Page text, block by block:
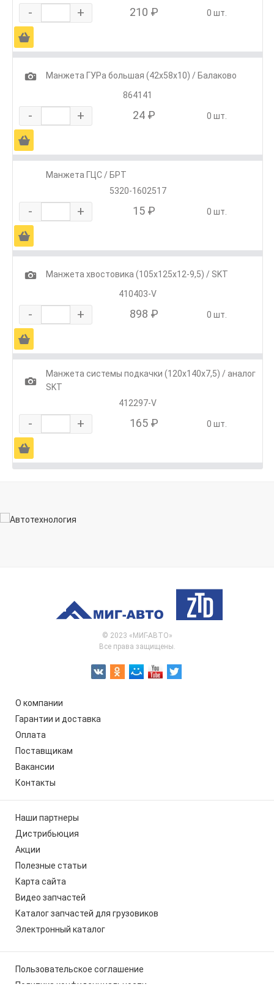
- + 210 ₽ 0 шт.
Ä
1
Манжета ГУРа большая (42х58х10) / Балаково
864141
- + 24 ₽ 0 шт.
Ä
Манжета ГЦС / БРТ
5320-1602517
- + 15 ₽ 0 шт.
Ä
1
Манжета хвостовика (105х125х12-9,5) / SKT
410403-V
- + 898 ₽ 0 шт.
Ä
1
Манжета системы подкачки (120х140х7,5) / аналог
SKT
412297-V
- + 165 ₽ 0 шт.
Ä
© 2023 «МИГ-АВТО»
Все права защищены.
О компании
Гарантии и доставка
Оплата
Поставщикам
Вакансии
Контакты
Наши партнеры
Дистрибьюция
Акции
Полезные статьи
Карта сайта
Видео запчастей
Каталог запчастей для грузовиков
Электронный каталог
Пользовательское соглашение